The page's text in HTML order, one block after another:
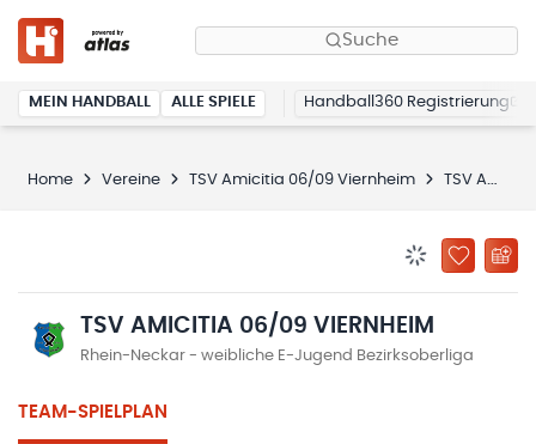
Suche
MEIN HANDBALL ALLE SPIELE Handball360 Registrierung
Home Vereine TSV Amicitia 06/09 Viernheim TSV Amicitia 06/09 Viernheim
ZU
TSV AMICITIA 06/09 VIERNHEIM
Rhein-Neckar - weibliche E-Jugend Bezirksoberliga
TEAM-SPIELPLAN